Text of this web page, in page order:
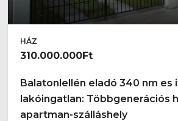
HÁZ
310.000.000Ft
Balatonlellén eladó 340 nm es
lakóingatlan: Többgenerációs
apartman-szálláshely